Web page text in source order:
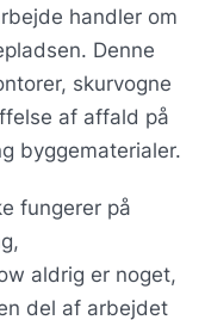
handler om
Denne
skurvogne
af affald på
byggematerialer.
fungerer på
aldrig er noget,
del af arbejdet